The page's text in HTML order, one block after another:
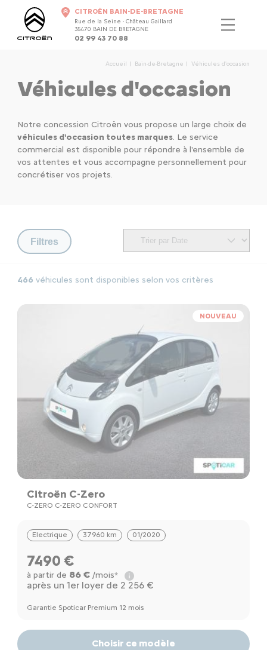
CITROËN BAIN-DE-BRETAGNE
Rue de la Seine - Château Gaillard
35470 BAIN DE BRETAGNE
02 99 43 70 88
Accueil Bain-de-Bretagne Véhicules d'occasion
Véhicules d'occasion
Notre concession Citroën vous propose un large choix de
véhicules d'occasion toutes marques. Le service
commercial est disponible pour répondre à l'ensemble de
vos attentes et vous accompagne personnellement pour
concrétiser vos projets.
Filtres
466 véhicules sont disponibles selon vos critères
NOUVEAU
Citroën C-Zero
C-ZERO C-ZERO CONFORT
Electrique 37960 km 01/2020
7490 €
à partir de 86 €/mois*
après un 1er loyer de 2 256 €
Garantie Spoticar Premium 12 mois
Choisir ce modèle